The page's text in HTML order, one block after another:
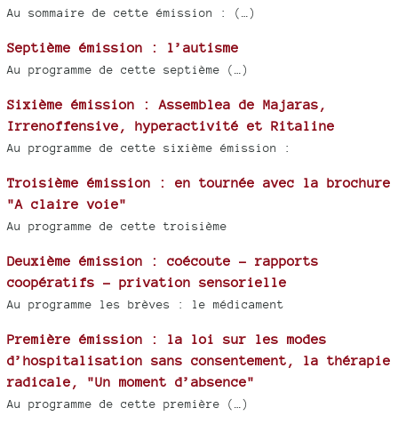
Au sommaire de cette émission : (…)
Septième émission : l’autisme
Au programme de cette septième (…)
Sixième émission : Assemblea de Majaras,
Irrenoffensive, hyperactivité et Ritaline
Au programme de cette sixième émission :
Troisième émission : en tournée avec la brochure
"A claire voie"
Au programme de cette troisième
Deuxième émission : coécoute - rapports
coopératifs - privation sensorielle
Au programme les brèves : le médicament
Première émission : la loi sur les modes
d’hospitalisation sans consentement, la thérapie
radicale, "Un moment d’absence"
Au programme de cette première (…)